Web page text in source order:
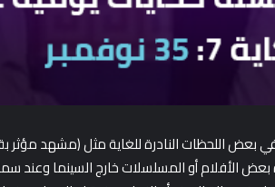
اللحظات النادرة للغاية مثل (مشهد مؤثر
الأفلام أو المسلسلات خارج السينما